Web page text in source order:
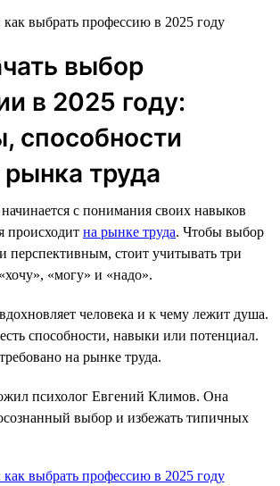
выбор
в 2025 году:
способности
труда
с понимания своих навыков
происходит на рынке труда. Чтобы выбор
перспективным, стоит учитывать три
«могу» и «надо».
человека и к чему лежит душа.
способности, навыки или потенциал.
на рынке труда.
психолог Евгений Климов. Она
выбор и избежать типичных